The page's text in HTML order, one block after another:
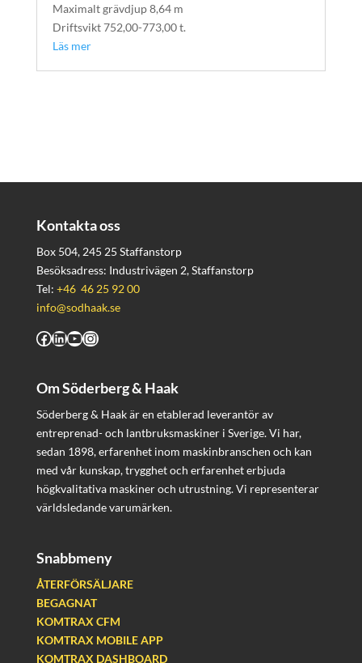
Maximalt grävdjup 8,64 m
Driftsvikt 752,00-773,00 t.
Läs mer
Kontakta oss
Box 504, 245 25 Staffanstorp
Besöksadress: Industrivägen 2, Staffanstorp
Tel: +46 46 25 92 00
info@sodhaak.se
Facebook
LinkedIn
YouTube
Instagram
Om Söderberg & Haak
Söderberg & Haak är en etablerad leverantör av
entreprenad- och lantbruksmaskiner i Sverige. Vi har,
sedan 1898, erfarenhet inom maskinbranschen och kan
med vår kunskap, trygghet och erfarenhet erbjuda
högkvalitativa maskiner och utrustning. Vi representerar
världsledande varumärken.
Snabbmeny
ÅTERFÖRSÄLJARE
BEGAGNAT
KOMTRAX CFM
KOMTRAX MOBILE APP
KOMTRAX DASHBOARD